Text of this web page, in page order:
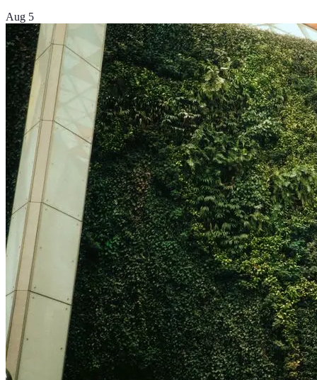
Aug 5